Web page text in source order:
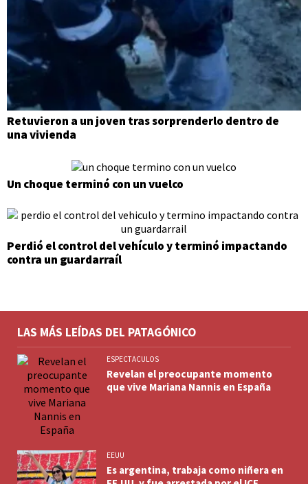
Retuvieron a un joven tras sorprenderlo dentro de
una vivienda
Un choque terminó con un vuelco
Perdió el control del vehículo y terminó impactando
contra un guardarraíl
LAS MÁS LEÍDAS DEL PATAGÓNICO
ESPECTACULOS
Revelan el preocupante momento
que vive Mariana Nannis en España
EEUU
Es argentina, trabaja como niñera en